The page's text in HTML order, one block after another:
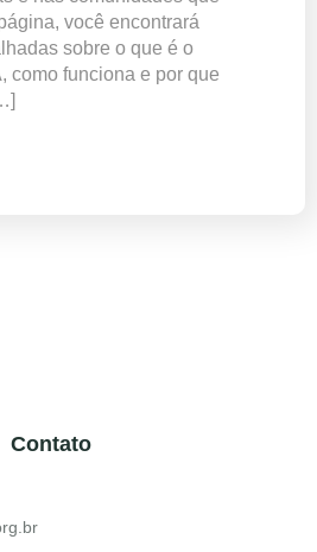
você encontrará
sobre o que é o
como funciona e por que
Contato